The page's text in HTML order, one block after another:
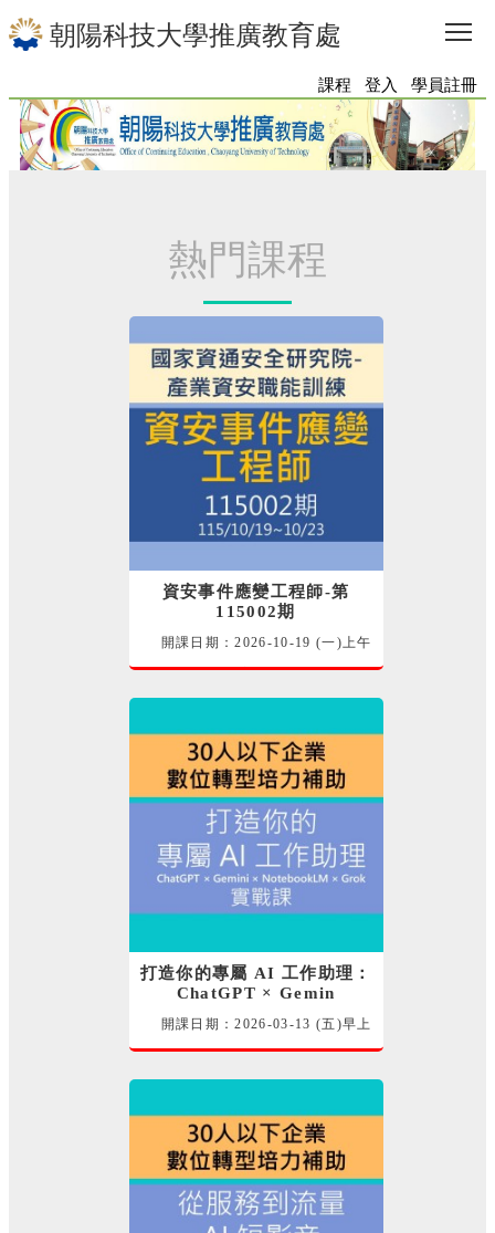
朝陽科技大學推廣教育處
課程 登入 學員註冊
熱門課程
資安事件應變工程師-第
115002期
開課日期：2026-10-19 (一)上午
115-產業資安職能訓練-=請選擇
打造你的專屬 AI 工作助理：
ChatGPT × Gemin
開課日期：2026-03-13 (五)早上
115-數位轉型培力-補助班 邱勇標